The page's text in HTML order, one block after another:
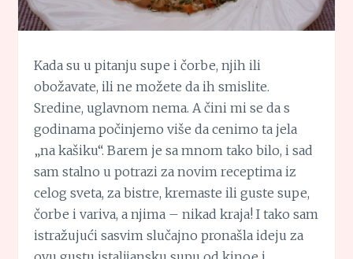
Kada su u pitanju supe i čorbe, njih ili
obožavate, ili ne možete da ih smislite.
Sredine, uglavnom nema. A čini mi se da s
godinama počinjemo više da cenimo ta jela
„na kašiku“. Barem je sa mnom tako bilo, i sad
sam stalno u potrazi za novim receptima iz
celog sveta, za bistre, kremaste ili guste supe,
čorbe i variva, a njima – nikad kraja! I tako sam
istražujući sasvim slučajno pronašla ideju za